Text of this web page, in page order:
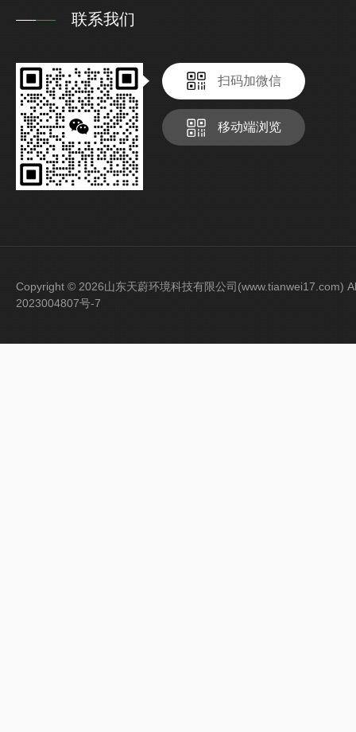
联系我们
扫码加微信
移动端浏览
Copyright © 2026山东天蔚环境科技有限公司(www.tianwei17.com)
2023004807号-7